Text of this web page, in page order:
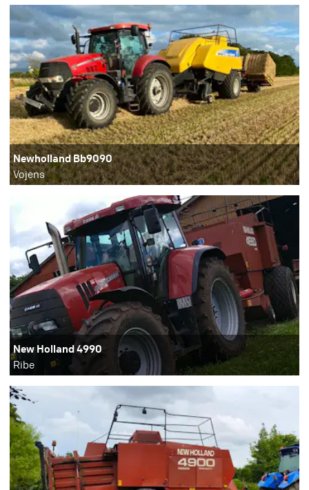
Newholland Bb9090
Vojens
New Holland 4990
Ribe